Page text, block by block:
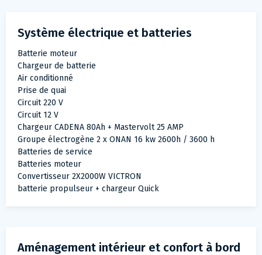
Système électrique et batteries
Batterie moteur
Chargeur de batterie
Air conditionné
Prise de quai
Circuit 220 V
Circuit 12 V
Chargeur CADENA 80Ah + Mastervolt 25 AMP
Groupe électrogène 2 x ONAN 16 kw 2600h / 3600 h
Batteries de service
Batteries moteur
Convertisseur 2X2000W VICTRON
batterie propulseur + chargeur Quick
Aménagement intérieur et confort à bord